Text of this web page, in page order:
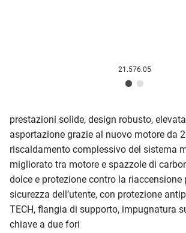
21.576.05
prestazioni solide, design robusto,
asportazione grazie al nuovo motore da
riscaldamento complessivo del sistema
migliorato tra motore e spazzole di
dolce e protezione contro la riaccensione
sicurezza dell’utente, con protezione
TECH, flangia di supporto, impugnatura
chiave a due fori